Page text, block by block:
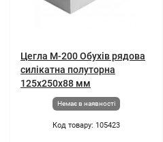
Цегла М-200 Обухів рядова
силікатна полуторна
125х250х88 мм
Немає в наявності
Код товару: 105423